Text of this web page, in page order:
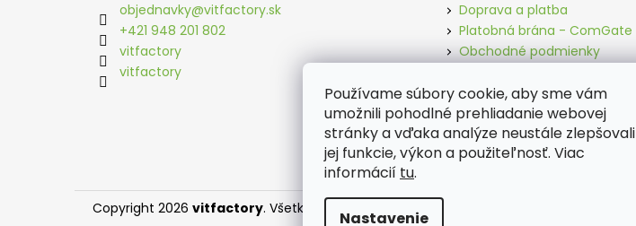
Používame súbory cookie, aby sme vám
umožnili pohodlné prehliadanie webovej
stránky a vďaka analýze neustále zlepšovali
jej funkcie, výkon a použiteľnosť. Viac
informácií tu.
Nastavenie
objednavky@vitfactory.sk
+421 948 201 802
vitfactory
vitfactory
Doprava a platba
Platobná brána - ComGate
Obchodné podmienky
vitfactory.sk Kontakt
Copyright 2026 vitfactory. Všetky práva vyhradené.